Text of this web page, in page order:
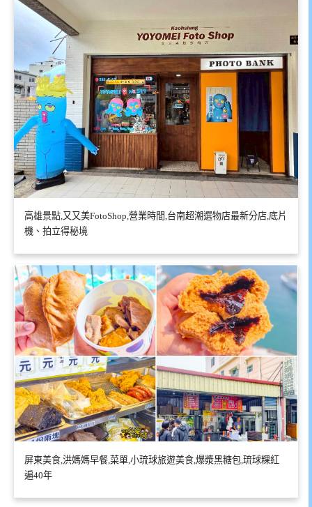
高雄景點,又又美FotoShop,營業時間,台南超潮選物店最新分店,底片
機、拍立得秘境
屏東美食,洪媽媽早餐,菜單,小琉球旅遊美食,爆漿黑糖包,琉球粿紅
遍40年